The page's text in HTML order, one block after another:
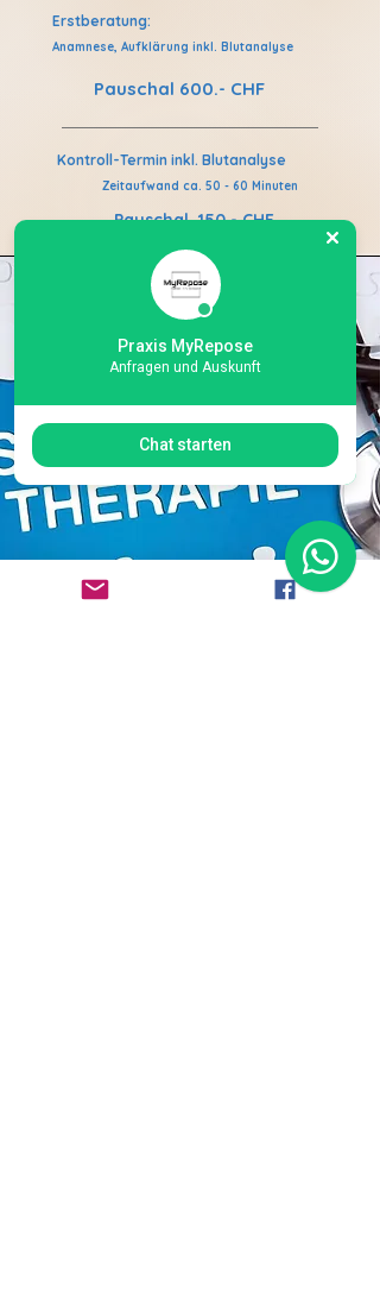
Erstberatung:
Anamnese, Aufklärung inkl. Blutanalyse
Pauschal 600.- CHF
Kontroll-Termin inkl. Blutanalyse
Zeitaufwand ca. 50 - 60 Minuten
Pauschal 150.- CHF
Praxis MyRepose
Anfragen und Auskunft
Chat starten